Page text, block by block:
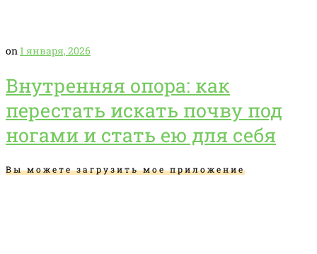
on 1 января, 2026
Внутренняя опора: как
перестать искать почву под
ногами и стать ею для себя
Вы можете загрузить мое приложение